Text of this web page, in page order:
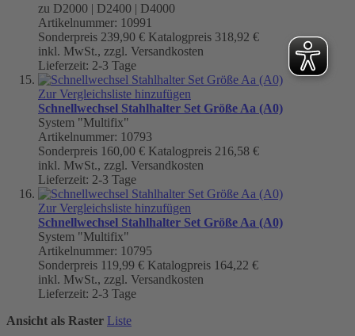
zu D2000 | D2400 | D4000
Artikelnummer: 10991
Sonderpreis 239,90 € Katalogpreis 318,92 €
inkl. MwSt., zzgl. Versandkosten
Lieferzeit: 2-3 Tage
Zur Vergleichsliste hinzufügen
Schnellwechsel Stahlhalter Set Größe Aa (A0)
System "Multifix"
Artikelnummer: 10793
Sonderpreis 160,00 € Katalogpreis 216,58 €
inkl. MwSt., zzgl. Versandkosten
Lieferzeit: 2-3 Tage
Zur Vergleichsliste hinzufügen
Schnellwechsel Stahlhalter Set Größe Aa (A0)
System "Multifix"
Artikelnummer: 10795
Sonderpreis 119,99 € Katalogpreis 164,22 €
inkl. MwSt., zzgl. Versandkosten
Lieferzeit: 2-3 Tage
Ansicht als Raster Liste